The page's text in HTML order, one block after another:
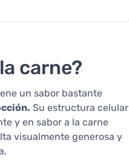
carne?
un sabor bastante
Su estructura celular
y en sabor a la carne
visualmente generosa y